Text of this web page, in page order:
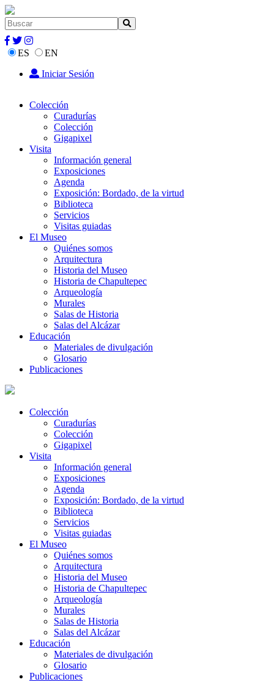
ES
EN
Iniciar Sesión
Colección
Curadurías
Colección
Gigapixel
Visita
Información general
Exposiciones
Agenda
Exposición: Bordado, de la virtud
Biblioteca
Servicios
Visitas guiadas
El Museo
Quiénes somos
Arquitectura
Historia del Museo
Historia de Chapultepec
Arqueología
Murales
Salas de Historia
Salas del Alcázar
Educación
Materiales de divulgación
Glosario
Publicaciones
Colección
Curadurías
Colección
Gigapixel
Visita
Información general
Exposiciones
Agenda
Exposición: Bordado, de la virtud
Biblioteca
Servicios
Visitas guiadas
El Museo
Quiénes somos
Arquitectura
Historia del Museo
Historia de Chapultepec
Arqueología
Murales
Salas de Historia
Salas del Alcázar
Educación
Materiales de divulgación
Glosario
Publicaciones